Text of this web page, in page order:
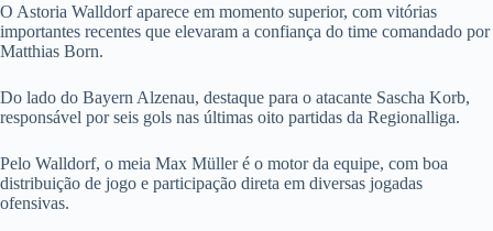
O Astoria Walldorf aparece em momento superior, com vitórias
importantes recentes que elevaram a confiança do time comandado por
Matthias Born.
Do lado do Bayern Alzenau, destaque para o atacante Sascha Korb,
responsável por seis gols nas últimas oito partidas da Regionalliga.
Pelo Walldorf, o meia Max Müller é o motor da equipe, com boa
distribuição de jogo e participação direta em diversas jogadas
ofensivas.